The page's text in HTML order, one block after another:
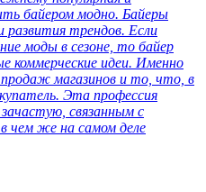
байером модно. Байеры
развития трендов. Если
моды в сезоне, то байер
коммерческие идеи. Именно
магазинов и то, что, в
Эта профессия
связанным с
чем же на самом деле